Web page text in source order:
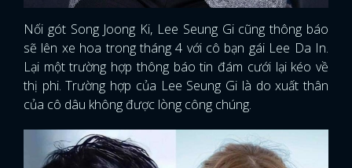
Nối gót Song Joong Ki, Lee Seung Gi cũng thông báo
sẽ lên xe hoa trong tháng 4 với cô bạn gái Lee Da In.
Lại một trường hợp thông báo tin đám cưới lại kéo về
thị phi. Trường hợp của Lee Seung Gi là do xuất thân
của cô dâu không được lòng công chúng.